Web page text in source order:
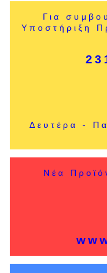
Για
Υποστήριξη
Δευτέρα -
Νέα